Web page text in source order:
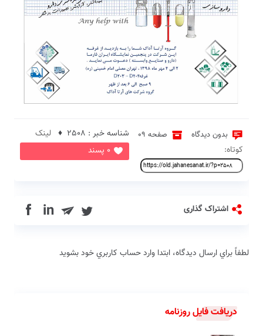
بدون دیدگاه صفحه 09
0 پسند
شناسه خبر : 2508 ♦
لینک
کوتاه:
اشتراک گذاری in
لطفاً براي ارسال دیدگاه، ابتدا وارد حساب كاربري خود بشويد
دریافت فایل روزنامه